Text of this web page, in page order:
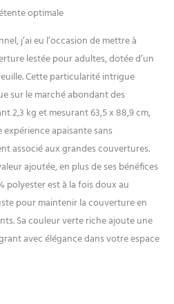
peau qui améliorera la
qualité de votre sommeil
tout en se mariant
parfaitement avec n'importe
quel décor Soulagement de
la douleur polyvalent : plus
qu'une simple couverture de
genou, la couverture lestée
compacte Kaisa peut être
utilisée comme un coussin
d'épaule apaisant ou une
couverture réconfortante.
Grâce à ses perles de verre
uniformément réparties, le
coussin lesté offre un
soulagement inégalé des
douleurs et tensions
optimale
j’ai eu l’occasion de mettre à
lestée pour adultes, dotée d’un
Cette particularité intrigue
sur le marché abondant des
2,3 kg et mesurant 63,5 x 88,9 cm,
apaisante sans
associé aux grandes couvertures.
ajoutée, en plus de ses bénéfices
polyester est à la fois doux au
pour maintenir la couverture en
Sa couleur verte riche ajoute une
avec élégance dans votre espace